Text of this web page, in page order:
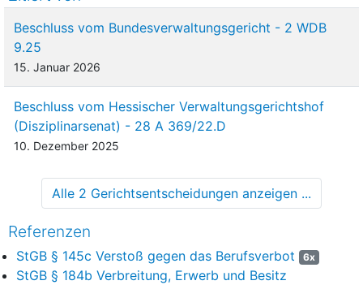
1
Das Landgericht hat den Angeklagten unter Freispruch im
Übrigen wegen Verstoßes gegen das Berufsverbot in zwei
Fällen, davon in einem Fall tateinheitlich mit Herstellen
kinderpornographischer Schriften, sowie wegen Besitzes
verurteilt. Die auf die Rüge der Verletzung formellen und
sachlichen Rechts gestützte Revision des Angeklagten erzielt
den aus der Entscheidungsformel ersichtlichen Teilerfolg; im
A.
2
Das Landgericht hat im Wesentlichen folgende
I.
Beschluss vom Bundesverwaltungsgericht - 2 WDB
9.25
15. Januar 2026
Beschluss vom Hessischer Verwaltungsgerichtshof
(Disziplinarsenat) - 28 A 369/22.D
10. Dezember 2025
Alle 2 Gerichtsentscheidungen anzeigen ...
Referenzen
StGB § 145c Verstoß gegen das Berufsverbot 6x
StGB § 184b Verbreitung, Erwerb und Besitz